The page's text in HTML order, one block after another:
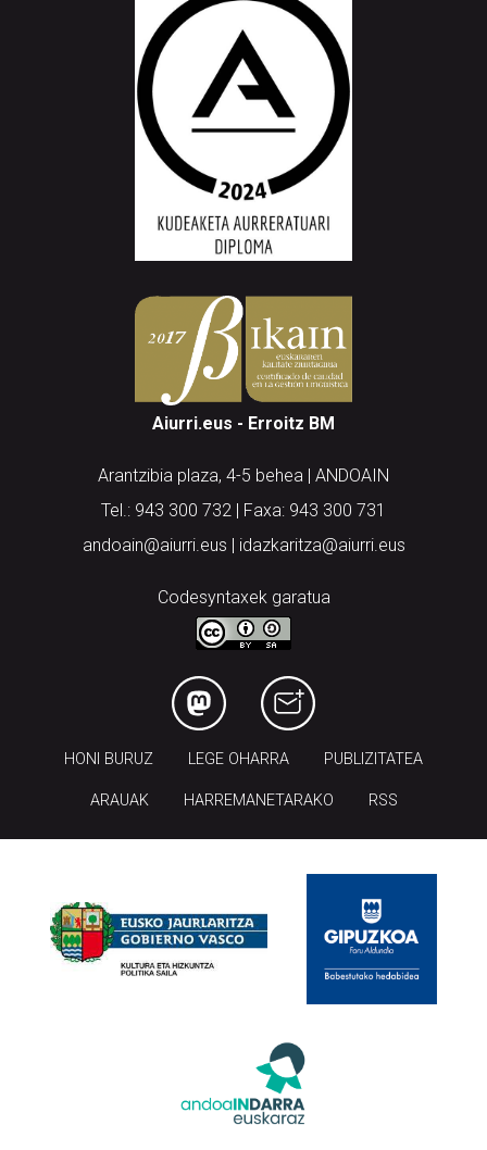
Aiurri.eus - Erroitz BM
Arantzibia plaza, 4-5 behea | ANDOAIN
Tel.: 943 300 732 | Faxa: 943 300 731
andoain@aiurri.eus | idazkaritza@aiurri.eus
Codesyntaxek garatua
HONI BURUZ LEGE OHARRA PUBLIZITATEA
ARAUAK HARREMANETARAKO RSS